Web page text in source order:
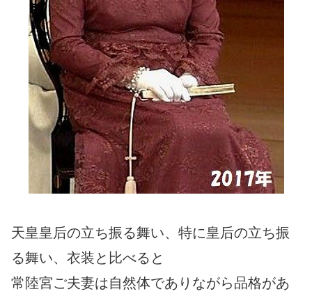
天皇皇后の立ち振る舞い、特に皇后の立ち振
る舞い、衣装と比べると
常陸宮ご夫妻は自然体でありながら品格があ